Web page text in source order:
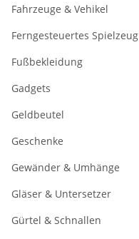
Fahrzeuge & Vehikel
Ferngesteuertes Spielzeug
Fußbekleidung
Gadgets
Geldbeutel
Geschenke
Gewänder & Umhänge
Gläser & Untersetzer
Gürtel & Schnallen